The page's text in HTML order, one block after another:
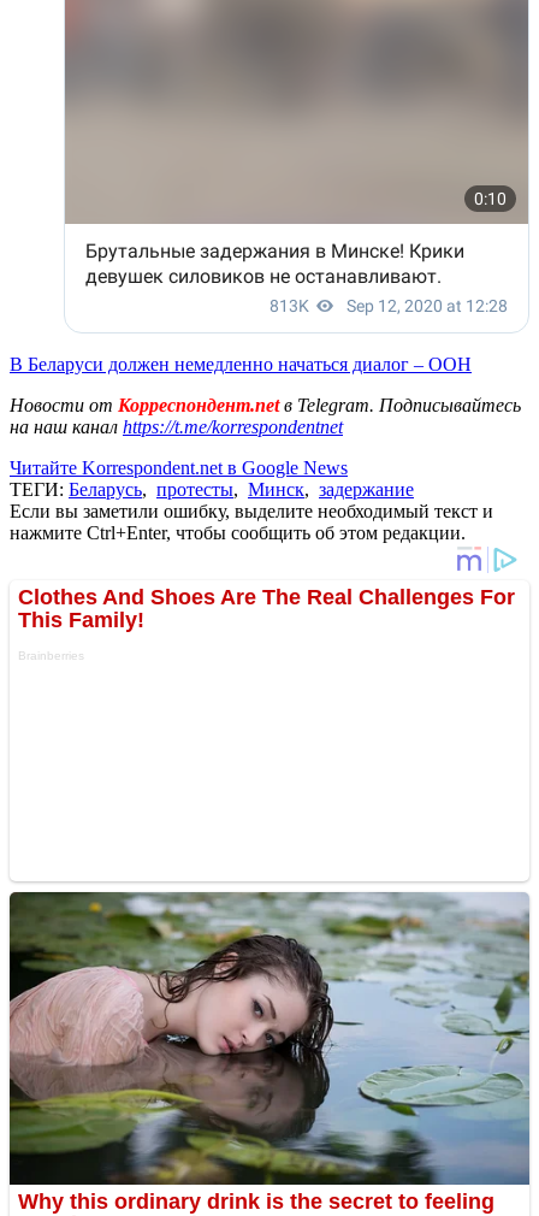
В Беларуси должен немедленно начаться диалог – ООН
Новости от Корреспондент.netв Telegram. Подписывайтесь
на наш канал https://t.me/korrespondentnet
Читайте Korrespondent.net в Google News
ТЕГИ: Беларусь, протесты, Минск, задержание
Если вы заметили ошибку, выделите необходимый текст и
нажмите Ctrl+Enter, чтобы сообщить об этом редакции.